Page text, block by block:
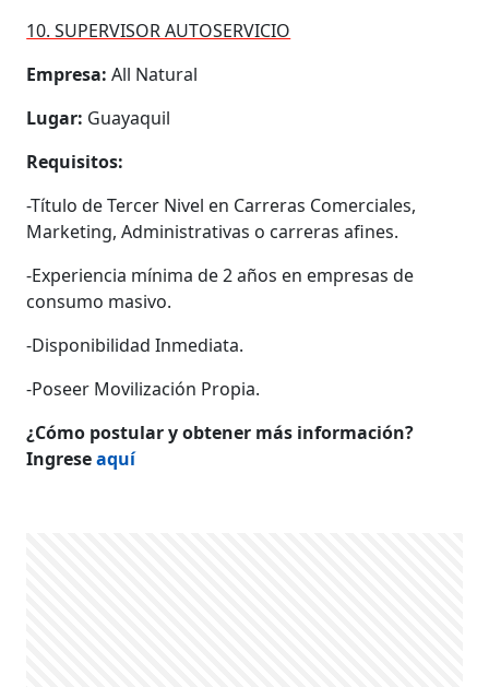
10. SUPERVISOR AUTOSERVICIO
Empresa:All Natural
Lugar: Guayaquil
Requisitos:
-Título de Tercer Nivel en Carreras Comerciales,
Marketing, Administrativas o carreras afines.
-Experiencia mínima de 2 años en empresas de
consumo masivo.
-Disponibilidad Inmediata.
-Poseer Movilización Propia.
¿Cómo postular y obtener más información?
Ingreseaquí